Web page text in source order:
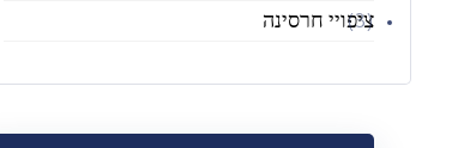
ציפויי חרסינה
(3)